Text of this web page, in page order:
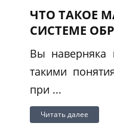
ЧТО ТАКОЕ
СИСТЕМЕ
Вы наверняка
такими
при ...
Читать далее